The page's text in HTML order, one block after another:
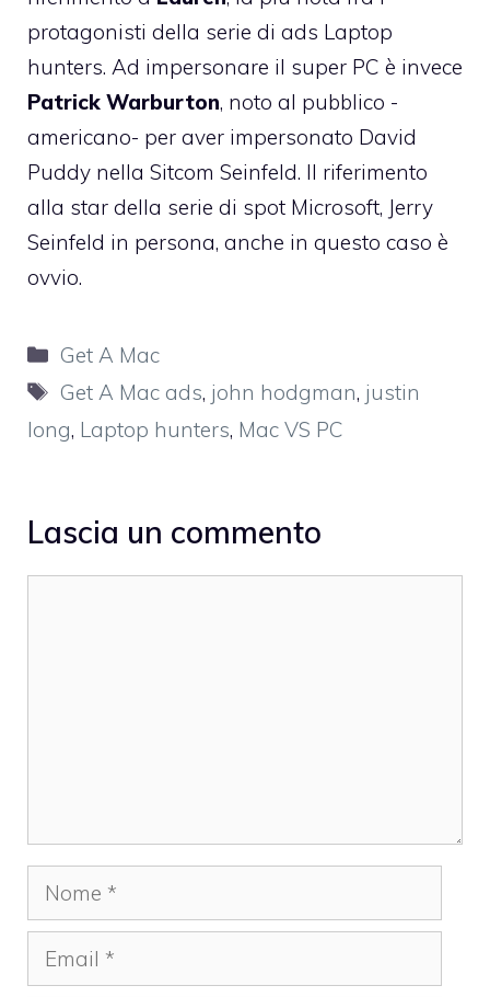
protagonisti della serie di ads Laptop
hunters. Ad impersonare il super PC è invece
Patrick Warburton, noto al pubblico -
americano- per aver impersonato David
Puddy nella Sitcom Seinfeld. Il riferimento
alla star della serie di spot Microsoft, Jerry
Seinfeld in persona, anche in questo caso è
ovvio.
Categorie
Get A Mac
Tag
Get A Mac ads, john hodgman, justin
long, Laptop hunters, Mac VS PC
Lascia un commento
Nome
Email